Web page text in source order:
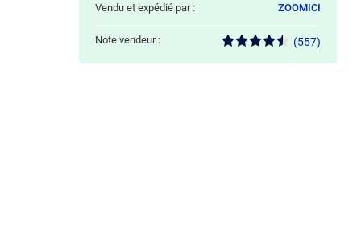
Vendu et expédié par : ZOOMICI
Note vendeur : (557)